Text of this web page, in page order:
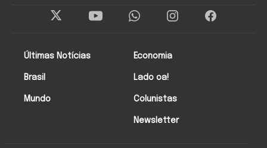
Últimas Notícias
Brasil
Mundo
Economia
Lado oa!
Colunistas
Newsletter